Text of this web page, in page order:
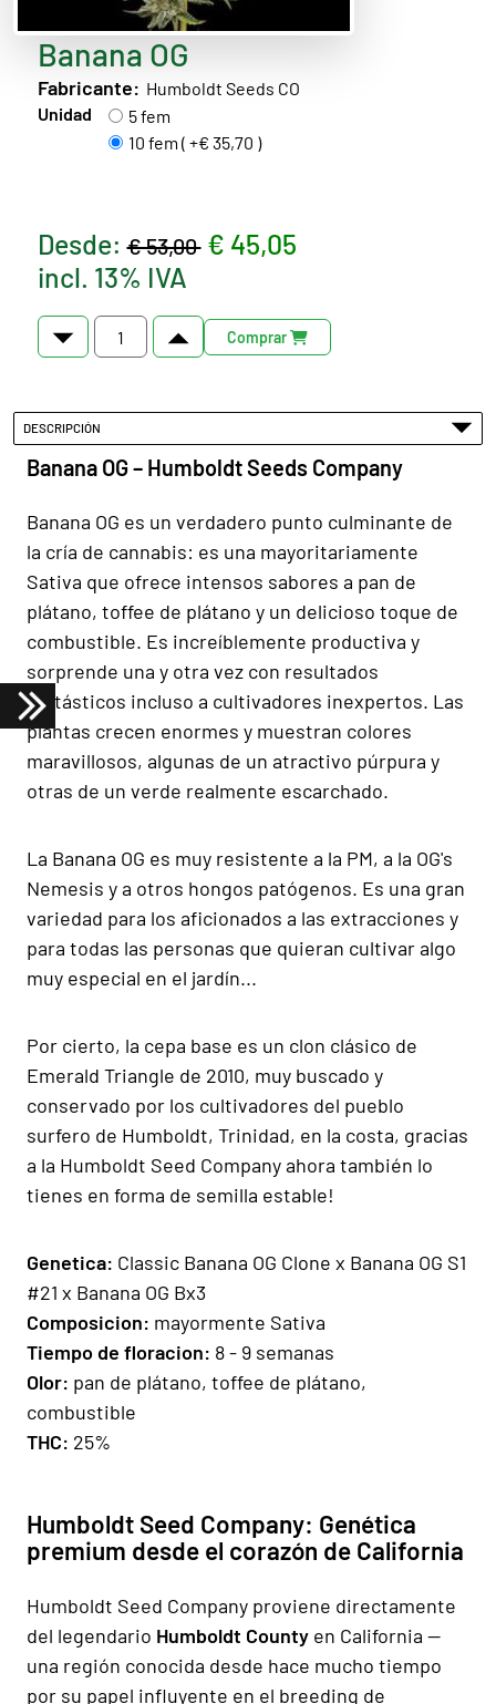
Banana OG
Fabricante: Humboldt Seeds CO
Unidad
5 fem
10 fem ( +€ 35,70 )
Desde:€ 53,00 € 45,05
incl. 13% IVA
Comprar
DESCRIPCIÓN
Banana OG – Humboldt Seeds Company
Banana OG es un verdadero punto culminante de
la cría de cannabis: es una mayoritariamente
Sativa que ofrece intensos sabores a pan de
plátano, toffee de plátano y un delicioso toque de
combustible. Es increíblemente productiva y
sorprende una y otra vez con resultados
fantásticos incluso a cultivadores inexpertos. Las
plantas crecen enormes y muestran colores
maravillosos, algunas de un atractivo púrpura y
otras de un verde realmente escarchado.
La Banana OG es muy resistente a la PM, a la OG's
Nemesis y a otros hongos patógenos. Es una gran
variedad para los aficionados a las extracciones y
para todas las personas que quieran cultivar algo
muy especial en el jardín...
Por cierto, la cepa base es un clon clásico de
Emerald Triangle de 2010, muy buscado y
conservado por los cultivadores del pueblo
surfero de Humboldt, Trinidad, en la costa, gracias
a la Humboldt Seed Company ahora también lo
tienes en forma de semilla estable!
Genetica: Classic Banana OG Clone x Banana OG S1
#21 x Banana OG Bx3
Composicion: mayormente Sativa
Tiempo de floracion: 8 - 9 semanas
Olor: pan de plátano, toffee de plátano,
combustible
THC: 25%
Humboldt Seed Company: Genética
premium desde el corazón de California
Humboldt Seed Company proviene directamente
del legendario Humboldt County en California —
una región conocida desde hace mucho tiempo
por su papel influyente en el breeding de